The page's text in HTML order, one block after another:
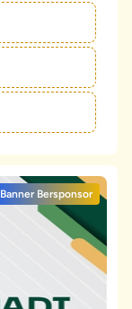
Banner Bersponsor